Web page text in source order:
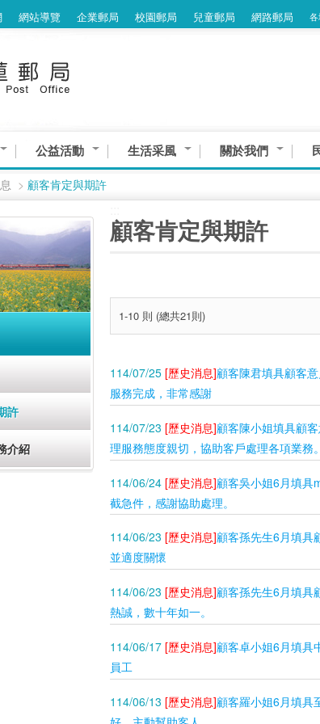
網站導覽 企業郵局 校園郵局 兒童郵局 網路郵局
公益活動 生活采風 關於我們
> 顧客肯定與期許
許
介紹
顧客肯定與期許
1-10 則 (總共21則)
114/07/25 [歷史消息]顧客陳君填具顧客
服務完成，非常感謝
114/07/23 [歷史消息]顧客陳小姐填具顧
理服務態度親切，協助客戶處理各項業務。
114/06/24 [歷史消息]顧客吳小姐6月填具
截急件，感謝協助處理。
114/06/23 [歷史消息]顧客孫先生6月填具
並適度關懷
114/06/23 [歷史消息]顧客孫先生6月填具
熱誠，數十年如一。
114/06/17 [歷史消息]顧客卓小姐6月填具
員工
114/06/13 [歷史消息]顧客羅小姐6月填具